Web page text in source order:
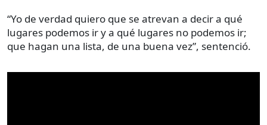
“Yo de verdad quiero que se atrevan a decir a qué
lugares podemos ir y a qué lugares no podemos ir;
que hagan una lista, de una buena vez”, sentenció.